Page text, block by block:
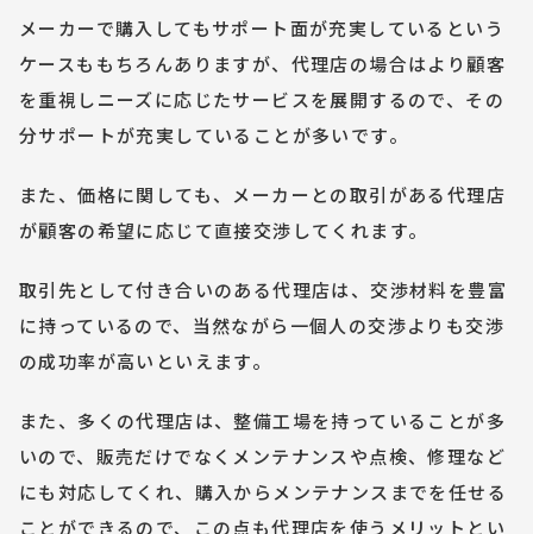
メーカーで購入してもサポート面が充実しているという
ケースももちろんありますが、代理店の場合はより顧客
を重視しニーズに応じたサービスを展開するので、その
分サポートが充実していることが多いです。
また、価格に関しても、メーカーとの取引がある代理店
が顧客の希望に応じて直接交渉してくれます。
取引先として付き合いのある代理店は、交渉材料を豊富
に持っているので、当然ながら一個人の交渉よりも交渉
の成功率が高いといえます。
また、多くの代理店は、整備工場を持っていることが多
いので、販売だけでなくメンテナンスや点検、修理など
にも対応してくれ、購入からメンテナンスまでを任せる
ことができるので、この点も代理店を使うメリットとい